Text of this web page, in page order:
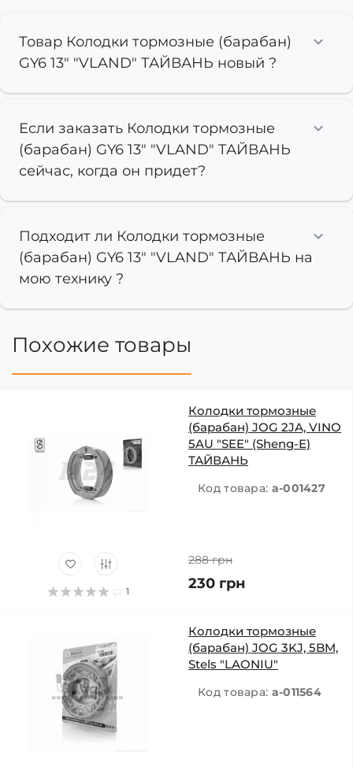
Товар Колодки тормозные (барабан)
GY6 13" "VLAND" ТАЙВАНЬ новый ?
Если заказать Колодки тормозные
(барабан) GY6 13" "VLAND" ТАЙВАНЬ
сейчас, когда он придет?
Подходит ли Колодки тормозные
(барабан) GY6 13" "VLAND" ТАЙВАНЬ на
мою технику ?
Похожие товары
1
Колодки тормозные
(барабан) JOG 2JA, VINO
5AU "SEE" (Sheng-E)
ТАЙВАНЬ
Код товара: a-001427
288 грн
230 грн
Колодки тормозные
(барабан) JOG 3KJ, 5BM,
Stels "LAONIU"
Код товара: a-011564